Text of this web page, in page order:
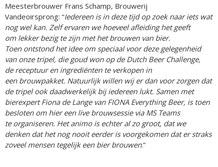
Meesterbrouwer Frans Schamp, Brouwerij
Vandeoirsprong: “Iedereen is in deze tijd op zoek naar iets wat
nog wel kan. Zelf ervaren we hoeveel afleiding het geeft
om lekker bezig te zijn met het brouwen van bier.
Toen ontstond het idee om speciaal voor deze gelegenheid
van onze tripel, die goud won op de Dutch Beer Challenge,
de receptuur en ingrediënten te verkopen in
een brouwpakket. Natuurlijk willen wij er dan voor zorgen dat
de tripel ook daadwerkelijk bij iedereen lukt. Samen met
bierexpert Fiona de Lange van FIONA Everything Beer, is toen
besloten om hier een live brouwsessie via MS Teams
te organiseren. Het animo is echter al zo groot, dat we
denken dat het nog nooit eerder is voorgekomen dat er straks
zoveel mensen tegelijk een bier brouwen.”